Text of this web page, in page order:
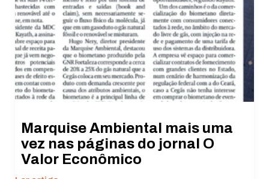
Marquise Ambiental mais uma
vez nas páginas do jornal O
Valor Econômico
do site, com
base em como
o site é usado.
Experiência
Para que o
nosso site
funcione o
durante a sua
visita. Se você
recusar esses